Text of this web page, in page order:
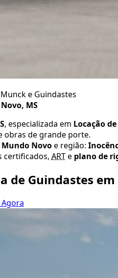
e Guindastes
MS
, especializada em Locação
obras de grande porte.
Mundo Novoe região:
certificados, ARTe plano de
de Guindastes